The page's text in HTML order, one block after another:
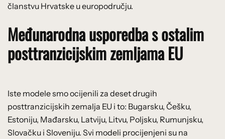
članstvu Hrvatske u europodručju.
Međunarodna usporedba s ostalim
posttranzicijskim zemljama EU
Iste modele smo ocijenili za deset drugih
posttranzicijskih zemalja EU i to: Bugarsku, Češku,
Estoniju, Mađarsku, Latviju, Litvu, Poljsku, Rumunjsku,
Slovačku i Sloveniju. Svi modeli procijenjeni su na